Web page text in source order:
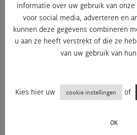
informatie over uw gebruik van
voor social media, adverteren en
kunnen deze gegevens combineren
u aan ze heeft verstrekt of die ze
van uw gebruik van
Kies hier uw cookie instellingen of
OK